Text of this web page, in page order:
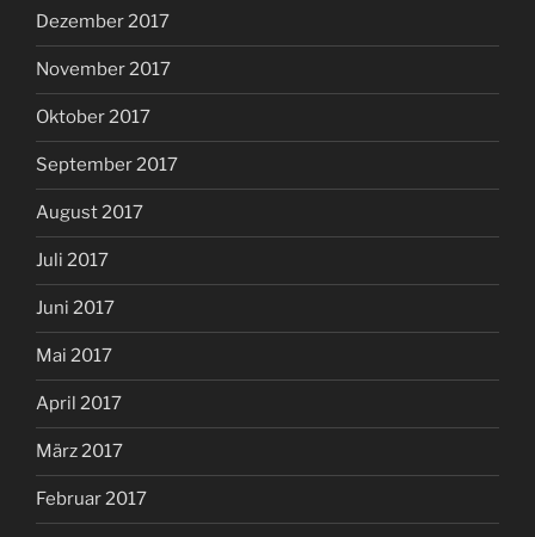
Dezember 2017
November 2017
Oktober 2017
September 2017
August 2017
Juli 2017
Juni 2017
Mai 2017
April 2017
März 2017
Februar 2017